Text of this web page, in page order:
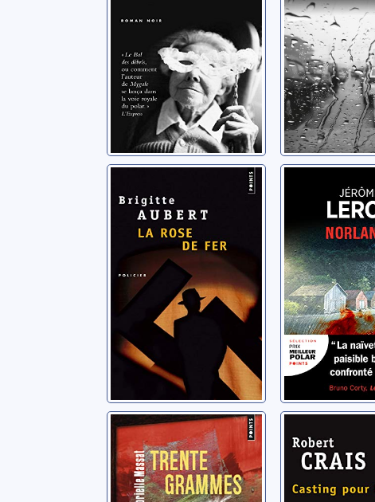
Aubert, Brigitte Leroy, Jérôme
Trente grammes
Massat, Gabrielle
l'enfer